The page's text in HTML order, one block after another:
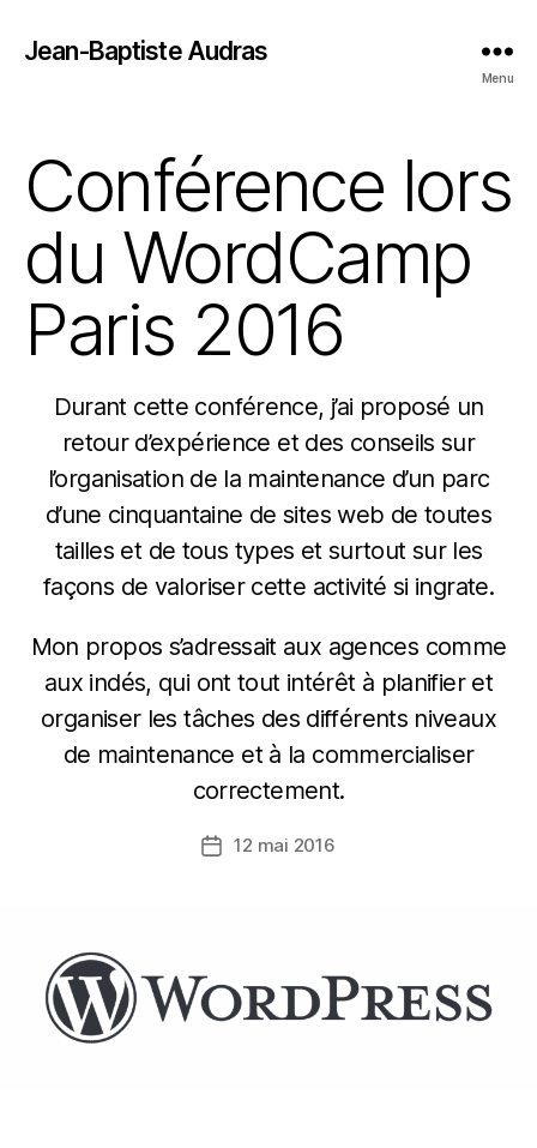
Jean-Baptiste Audras
Menu
Conférence lors
du WordCamp
Paris 2016
Durant cette conférence, j’ai proposé un
retour d’expérience et des conseils sur
l’organisation de la maintenance d’un parc
d’une cinquantaine de sites web de toutes
tailles et de tous types et surtout sur les
façons de valoriser cette activité si ingrate.
Mon propos s’adressait aux agences comme
aux indés, qui ont tout intérêt à planifier et
organiser les tâches des différents niveaux
de maintenance et à la commercialiser
correctement.
Date12 mai 2016